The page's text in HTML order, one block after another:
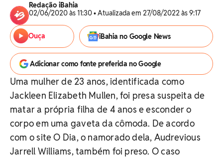
Redação iBahia
02/06/2020 às 11:30 • Atualizada em 27/08/2022 às 9:17
Ouça iBahia no Google News
Adicionar como fonte preferida no Google
Uma mulher de 23 anos, identificada como
Jackleen Elizabeth Mullen, foi presa suspeita de
matar a própria filha de 4 anos e esconder o
corpo em uma gaveta da cômoda. De acordo
com o site O Dia, o namorado dela, Audrevious
Jarrell Williams, também foi preso. O caso